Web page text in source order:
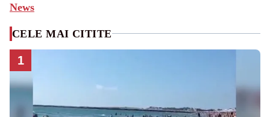
News
CELE MAI CITITE
1